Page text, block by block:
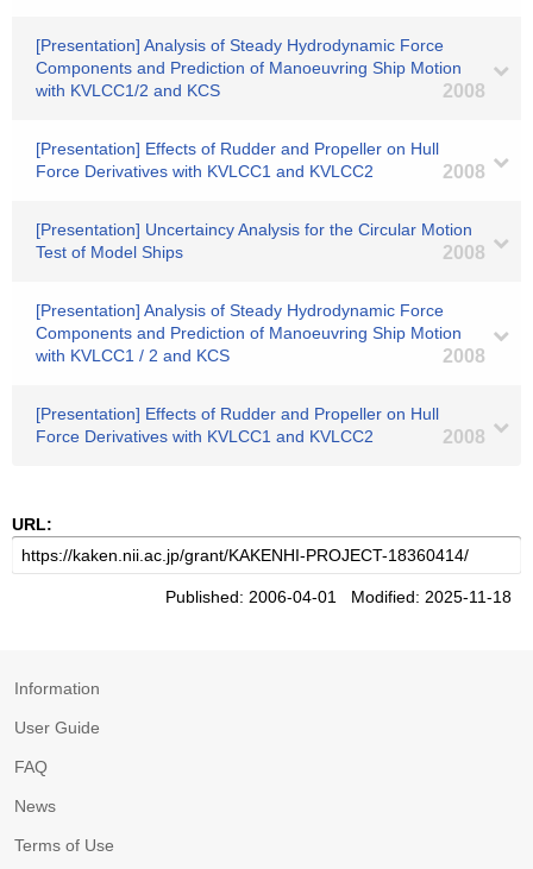
[Presentation] Analysis of Steady Hydrodynamic Force
Components and Prediction of Manoeuvring Ship Motion
with KVLCC1/2 and KCS
2008
[Presentation] Effects of Rudder and Propeller on Hull
Force Derivatives with KVLCC1 and KVLCC2
2008
[Presentation] Uncertaincy Analysis for the Circular Motion
Test of Model Ships
2008
[Presentation] Analysis of Steady Hydrodynamic Force
Components and Prediction of Manoeuvring Ship Motion
with KVLCC1 / 2 and KCS
2008
[Presentation] Effects of Rudder and Propeller on Hull
Force Derivatives with KVLCC1 and KVLCC2
2008
URL:
Published: 2006-04-01 Modified: 2025-11-18
Information
User Guide
FAQ
News
Terms of Use